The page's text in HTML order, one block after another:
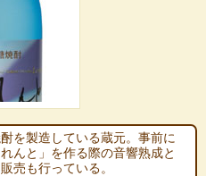
を製造している蔵元。事前に
んと」を作る際の音響熟成と
売も行っている。